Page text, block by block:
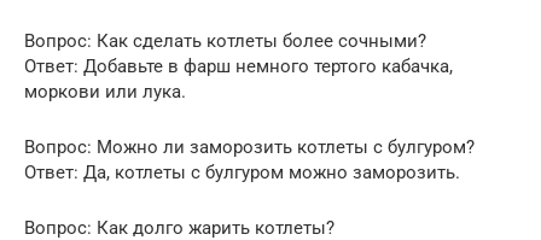
Вопрос: Как сделать котлеты более сочными?
Ответ: Добавьте в фарш немного тертого кабачка,
моркови или лука.
Вопрос: Можно ли заморозить котлеты с булгуром?
Ответ: Да, котлеты с булгуром можно заморозить.
Вопрос: Как долго жарить котлеты?